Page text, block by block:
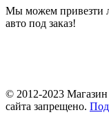
Мы можем привезти
авто под заказ!
© 2012-2023
сайта запрещено.